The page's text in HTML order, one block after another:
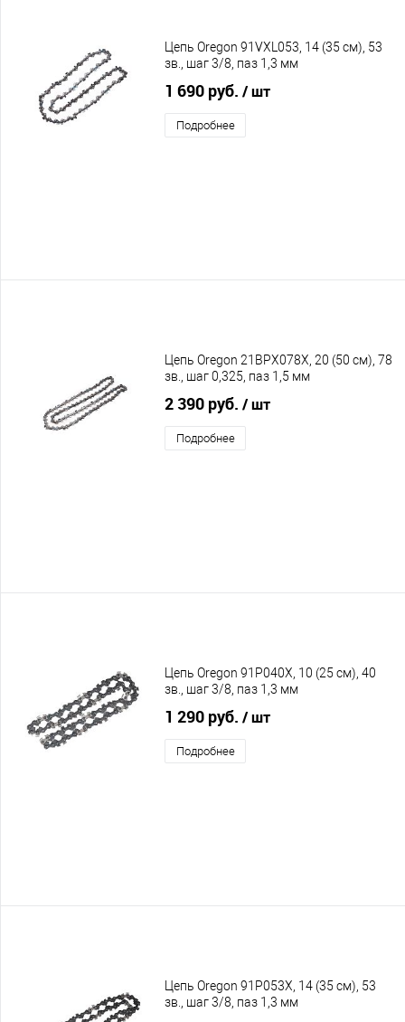
Цепь Oregon 91VXL053, 14 (35 см), 53
зв., шаг 3/8, паз 1,3 мм
1 690 руб. / шт
Подробнее
Цепь Oregon 21BPX078X, 20 (50 см), 78
зв., шаг 0,325, паз 1,5 мм
2 390 руб. / шт
Подробнее
Цепь Oregon 91P040X, 10 (25 см), 40
зв., шаг 3/8, паз 1,3 мм
1 290 руб. / шт
Подробнее
Цепь Oregon 91P053X, 14 (35 см), 53
зв., шаг 3/8, паз 1,3 мм